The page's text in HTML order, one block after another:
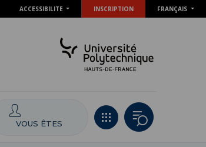
ACCESSIBILITE INSCRIPTION FRANÇAIS
VOUS ÊTES